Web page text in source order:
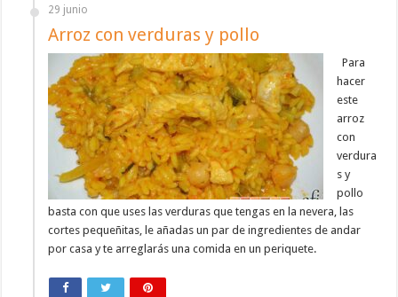
29 junio
Arroz con verduras y pollo
Para
hacer
este
arroz
con
verdura
s y
pollo
basta con que uses las verduras que tengas en la nevera, las
cortes pequeñitas, le añadas un par de ingredientes de andar
por casa y te arreglarás una comida en un periquete.